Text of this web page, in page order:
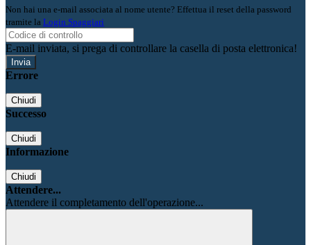
Non hai una e-mail associata al nome utente? Effettua il reset della password
tramite la Login Spaggiari
E-mail inviata, si prega di controllare la casella di posta elettronica!
Errore
Chiudi
Successo
Chiudi
Informazione
Chiudi
Attendere...
Attendere il completamento dell'operazione...